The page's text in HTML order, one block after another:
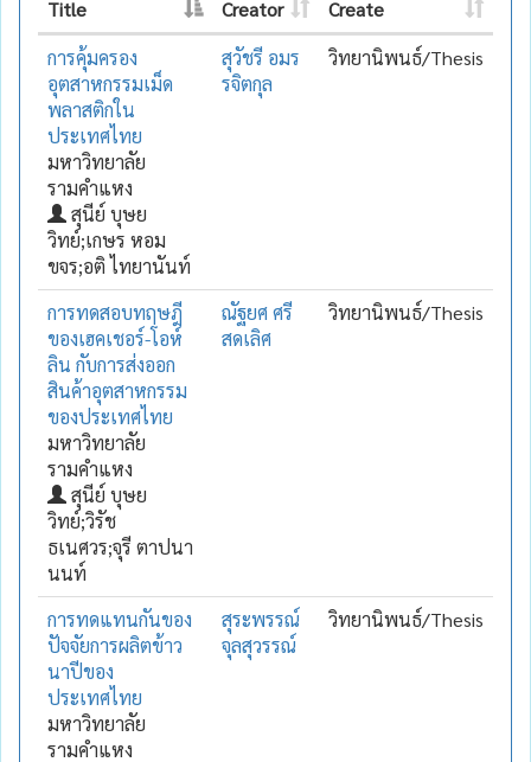
Title Creator
Create
การคุ้มครอง
อุตสาหกรรมเม็ด
พลาสติกใน
ประเทศไทย
มหาวิทยาลัย
รามคำแหง
สุนีย์ บุษย
วิทย์;เกษร หอม
ขจร;อติ ไทยานันท์
สุวัชรี อมร
รจิตกุล
วิทยานิพนธ์/Thesis
การทดสอบทฤษฎี
ของเฮคเชอร์-โอห์
ลิน กับการส่งออก
สินค้าอุตสาหกรรม
ของประเทศไทย
มหาวิทยาลัย
รามคำแหง
สุนีย์ บุษย
วิทย์;วิรัช
ธเนศวร;จุรี ตาปนา
นนท์
ณัฐยศ ศรี
สดเลิศ
วิทยานิพนธ์/Thesis
การทดแทนกันของ
ปัจจัยการผลิตข้าว
นาปีของ
ประเทศไทย
มหาวิทยาลัย
รามคำแหง
สุระพรรณ์
จุลสุวรรณ์
วิทยานิพนธ์/Thesis